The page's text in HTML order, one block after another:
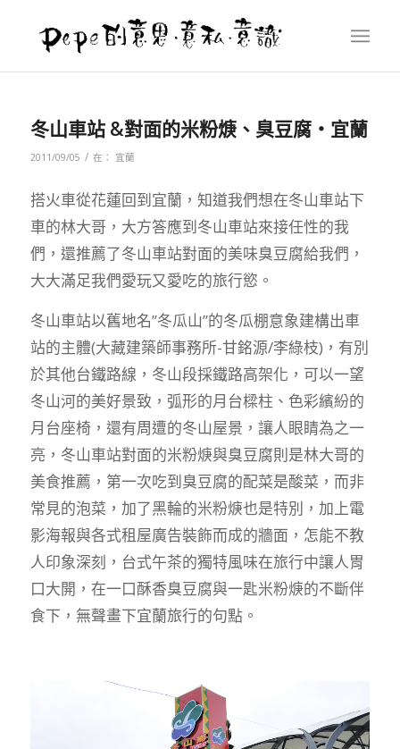
冬山車站 &對面的米粉焿、臭豆腐‧宜蘭
2011/09/05 / 在： 宜蘭
搭火車從花蓮回到宜蘭，知道我們想在冬山車站下
車的林大哥，大方答應到冬山車站來接任性的我
們，還推薦了冬山車站對面的美味臭豆腐給我們，
大大滿足我們愛玩又愛吃的旅行慾。
冬山車站以舊地名”冬瓜山”的冬瓜棚意象建構出車
站的主體(大藏建築師事務所-甘銘源/李綠枝)，有別
於其他台鐵路線，冬山段採鐵路高架化，可以一望
冬山河的美好景致，弧形的月台樑柱、色彩繽紛的
月台座椅，還有周遭的冬山屋景，讓人眼睛為之一
亮，冬山車站對面的米粉焿與臭豆腐則是林大哥的
美食推薦，第一次吃到臭豆腐的配菜是酸菜，而非
常見的泡菜，加了黑輪的米粉焿也是特別，加上電
影海報與各式租屋廣告裝飾而成的牆面，怎能不教
人印象深刻，台式午茶的獨特風味在旅行中讓人胃
口大開，在一口酥香臭豆腐與一匙米粉焿的不斷伴
食下，無聲畫下宜蘭旅行的句點。